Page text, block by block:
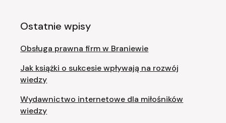
Ostatnie wpisy
Obsługa prawna firm w Braniewie
Jak książki o sukcesie wpływają na rozwój
wiedzy
Wydawnictwo internetowe dla miłośników
wiedzy